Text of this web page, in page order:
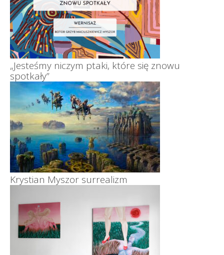
„Jesteśmy niczym ptaki, które się znowu
spotkały”
Krystian Myszor surrealizm